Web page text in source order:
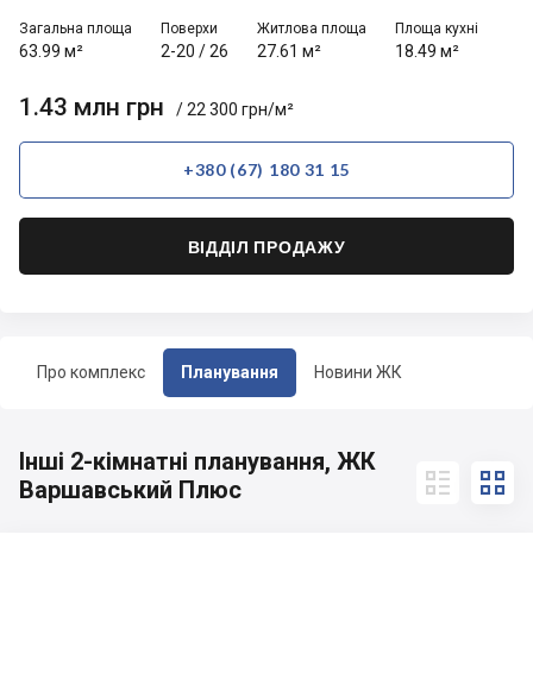
Про комплекс Планування Новини ЖК
Загальна площа
63.99 м²
Поверхи
2-20 /26
Житлова площа
27.61 м²
Площа кухні
18.49 м²
1.43 млн грн / 22 300 грн/м²
+380 (67) 180 31 15
ВІДДІЛ ПРОДАЖУ
Інші 2-кімнатні планування, ЖК
Варшавський Плюс
 